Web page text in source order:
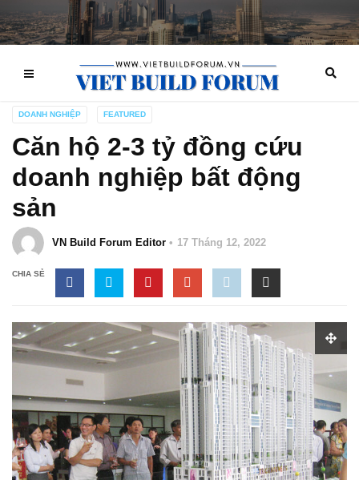
DOANH NGHIỆP FEATURED
Căn hộ 2-3 tỷ đồng cứu
doanh nghiệp bất động
sản
VN Build Forum Editor 17 Tháng 12, 2022
CHIA SẺ